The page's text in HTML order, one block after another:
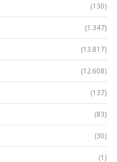
(130)
(1.347)
(13.817)
(12.608)
(137)
(83)
(30)
(1)